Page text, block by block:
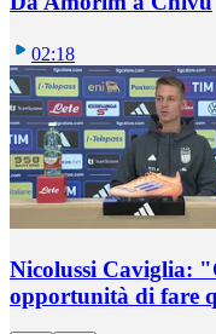
02:18
Nicolussi Caviglia:
opportunità di fare